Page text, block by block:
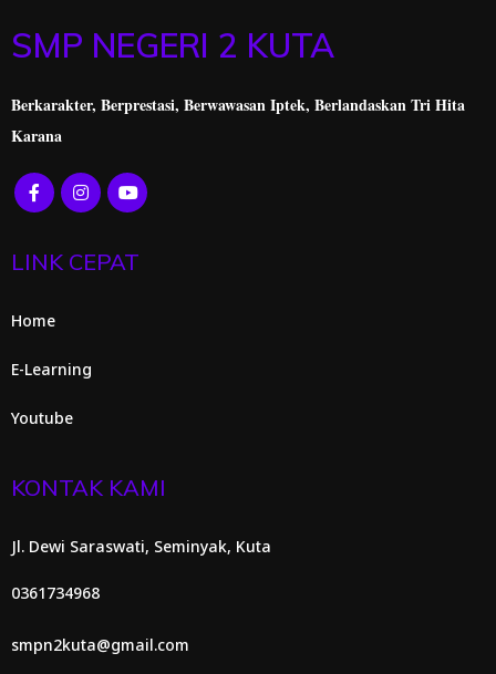
SMP NEGERI 2 KUTA
Berkarakter, Berprestasi, Berwawasan Iptek, Berlandaskan Tri Hita
Karana
LINK CEPAT
Home
E-Learning
Youtube
KONTAK KAMI
Jl. Dewi Saraswati, Seminyak, Kuta
0361734968
smpn2kuta@gmail.com